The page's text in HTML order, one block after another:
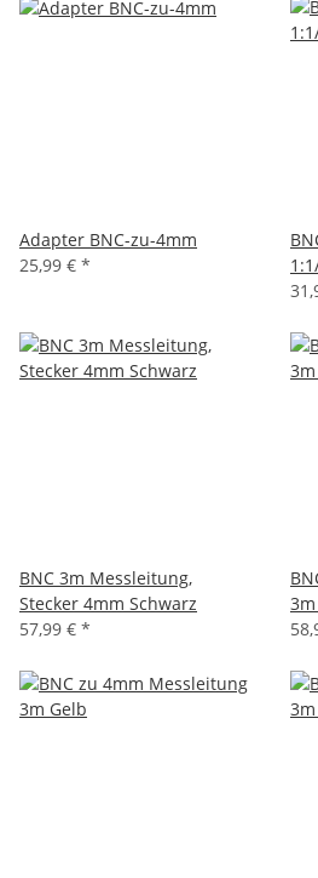
Adapter BNC-zu-4mm
25,99 € *
BNC 3m Messleitung,
Stecker 4mm Schwarz
57,99 € *